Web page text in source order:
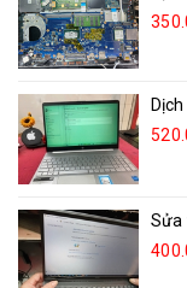
Sửa